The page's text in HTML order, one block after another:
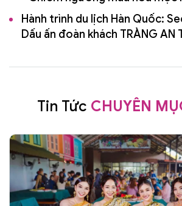
Hành trình du lịch Hàn Quốc:
Dấu ấn đoàn khách TRÀNG AN
Tin Tức CHUYÊN